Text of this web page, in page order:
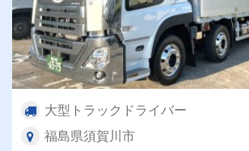
大型トラックドライバー
福島県須賀川市